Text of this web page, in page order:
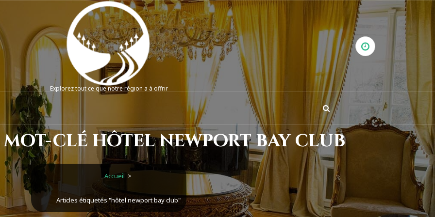
Explorez tout ce que notre région a à offrir
mot-clé hôtel newport bay club
Accueil >
Articles étiquetés "hôtel newport bay club"